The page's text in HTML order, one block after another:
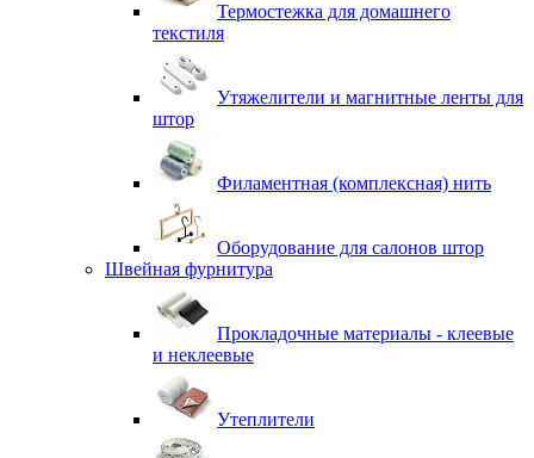
Термостежка для домашнего
текстиля
Утяжелители и магнитные ленты для
штор
Филаментная (комплексная) нить
Оборудование для салонов штор
Швейная фурнитура
Прокладочные материалы - клеевые
и неклеевые
Утеплители